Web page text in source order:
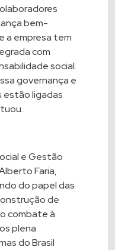
bem-
a empresa tem
com
social.
governança e
estão ligadas
e Gestão
Faria,
do papel das
de
combate à
plena
do Brasil